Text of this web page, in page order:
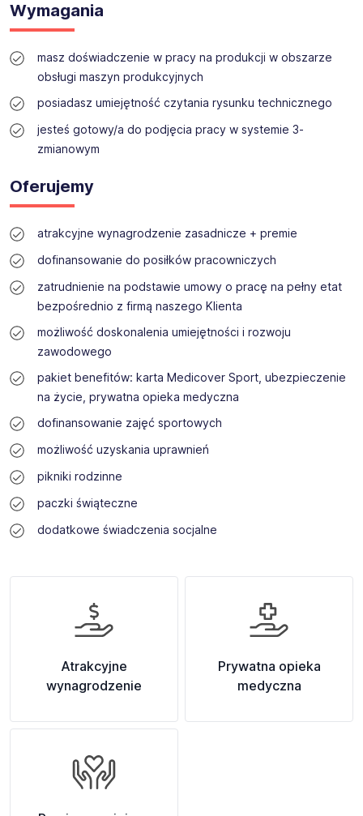
Wierzymy, że sukces organizacji zaczyna się od ludzi,
wsparcie i rozwój potencjału każdego kandydata.
Wymagania
masz doświadczenie w pracy na produkcji w obszarze
obsługi maszyn produkcyjnych
posiadasz umiejętność czytania rysunku technicznego
jesteś gotowy/a do podjęcia pracy w systemie 3-
zmianowym
Oferujemy
atrakcyjne wynagrodzenie zasadnicze + premie
dofinansowanie do posiłków pracowniczych
zatrudnienie na podstawie umowy o pracę na pełny etat
bezpośrednio z firmą naszego Klienta
możliwość doskonalenia umiejętności i rozwoju
zawodowego
pakiet benefitów: karta Medicover Sport, ubezpieczenie
na życie, prywatna opieka medyczna
dofinansowanie zajęć sportowych
możliwość uzyskania uprawnień
pikniki rodzinne
paczki świąteczne
dodatkowe świadczenia socjalne
Atrakcyjne
wynagrodzenie
Prywatna opieka
medyczna